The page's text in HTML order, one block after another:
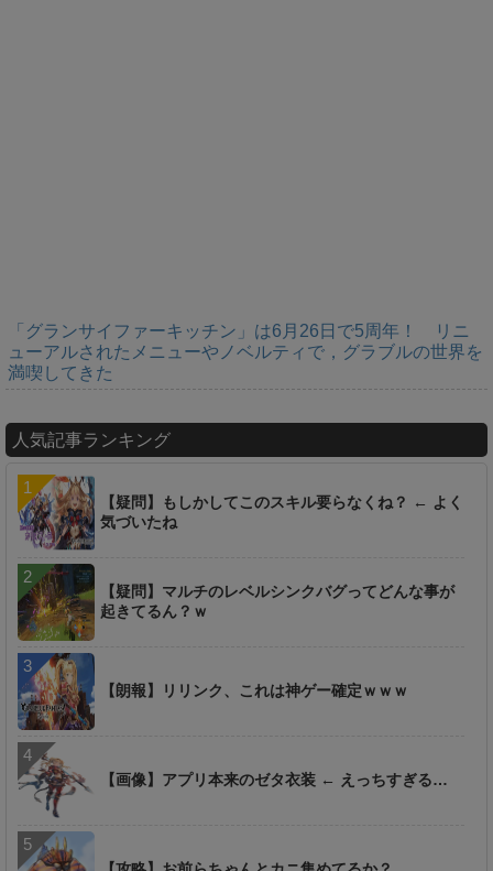
「グランサイファーキッチン」は6月26日で5周年！ リニ
ューアルされたメニューやノベルティで，グラブルの世界を
満喫してきた
人気記事ランキング
【疑問】もしかしてこのスキル要らなくね？ ← よく
気づいたね
【疑問】マルチのレベルシンクバグってどんな事が
起きてるん？ｗ
【朗報】リリンク、これは神ゲー確定ｗｗｗ
【画像】アプリ本来のゼタ衣装 ← えっちすぎる…